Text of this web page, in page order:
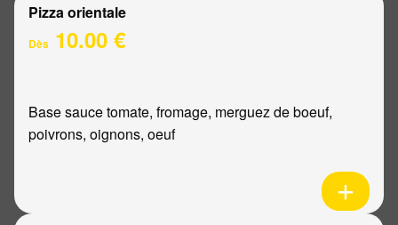
Pizza orientale
Dès 10.00 €
Base sauce tomate, fromage, merguez de boeuf,
poivrons, oignons, oeuf